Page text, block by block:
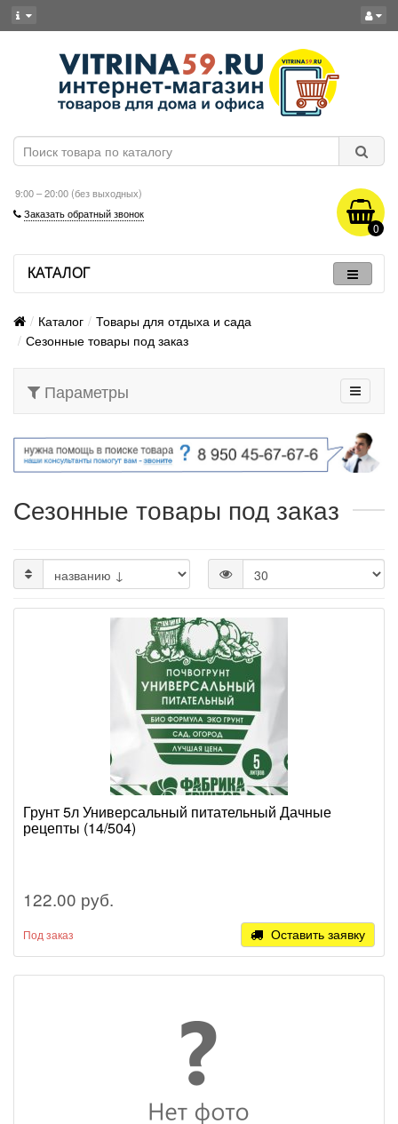
9:00 – 20:00 (без выходных)
Заказать обратный звонок
0
КАТАЛОГ
Каталог
Товары для отдыха и сада
Сезонные товары под заказ
Параметры
Сезонные товары под заказ
Грунт 5л Универсальный питательный Дачные
рецепты (14/504)
122.00 руб.
Под заказ Оставить заявку